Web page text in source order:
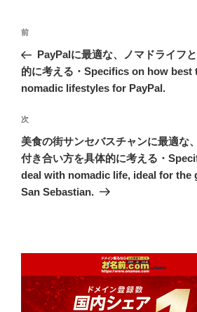
投
ナ
ビ
ー
シ
ョ
ン
前
の
投
稿
前
PayPalに最適な、ノマドライフ
的に考える・Specifics on how best
nomadic lifestyles for PayPal.
次
の
投
稿
次
美食の街サンセバスチャンに最適な
付き合い方を具体的に考える・
deal with nomadic life, ideal for the
San Sebastian.